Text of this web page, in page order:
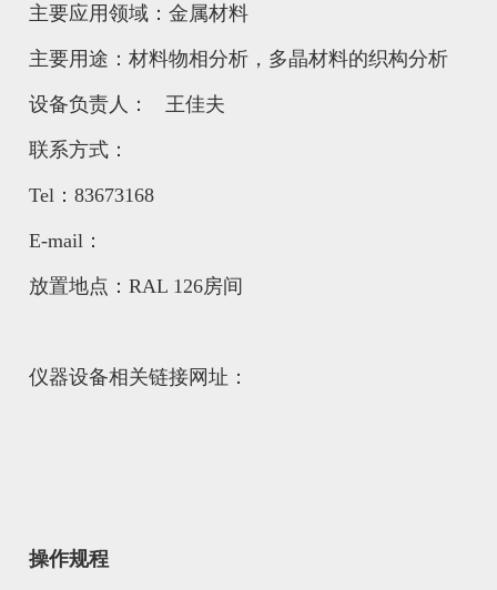
主要应用领域：金属材料
主要用途：材料物相分析，多晶材料的织构分析
设备负责人： 王佳夫
联系方式：
Tel：83673168
E-mail：
放置地点：RAL 126房间
仪器设备相关链接网址：
操作规程